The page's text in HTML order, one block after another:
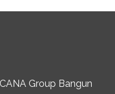
Group Bangun